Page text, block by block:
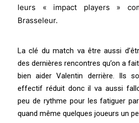
leurs « impact players »
Brasseleur.
La clé du match va être aussi
des dernières rencontres qu’on a
bien aider Valentin derrière. Ils
effectif réduit donc il va aussi
peu de rythme pour les fatiguer
quand même quelques joueurs un